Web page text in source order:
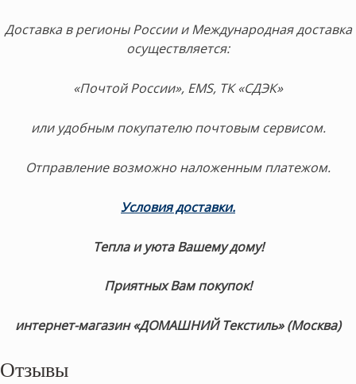
Доставка в регионы России и Международная доставка
осуществляется:
«Почтой России», EMS, ТК «СДЭК»
или удобным покупателю почтовым сервисом.
Отправление возможно наложенным платежом.
Условия доставки.
Тепла и уюта Вашему дому!
Приятных Вам покупок!
интернет-магазин «ДОМАШНИЙ Текстиль» (Москва)
Отзывы